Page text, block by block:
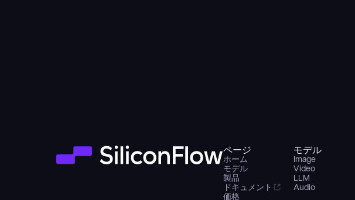
ページ
ホーム
モデル
製品
ドキュメント
価格
モデル
Image
Video
LLM
Audio